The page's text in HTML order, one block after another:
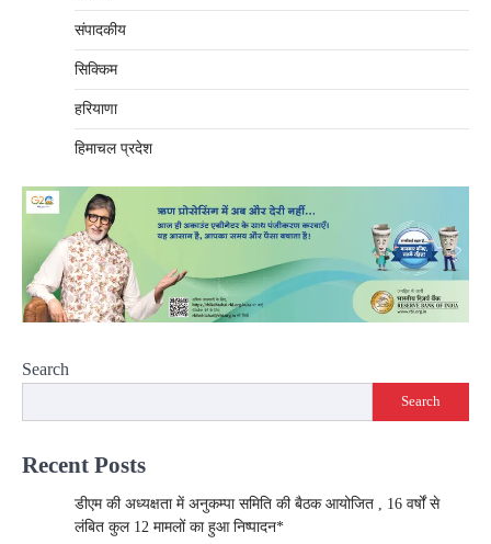
संपादकीय
सिक्किम
हरियाणा
हिमाचल प्रदेश
Search
Search
Recent Posts
डीएम की अध्यक्षता में अनुकम्पा समिति की बैठक आयोजित , 16 वर्षों से
लंबित कुल 12 मामलों का हुआ निष्पादन*